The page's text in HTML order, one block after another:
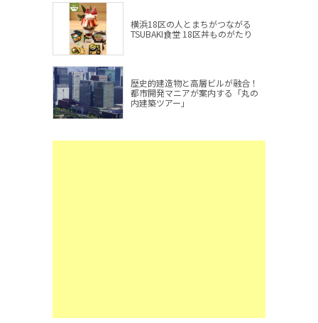
横浜18区の人とまちがつながる
TSUBAKI食堂 18区丼ものがたり
歴史的建造物と高層ビルが融合！
都市開発マニアが案内する「丸の
内建築ツアー」